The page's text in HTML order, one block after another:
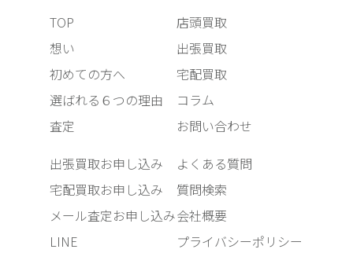
TOP
想い
初めての方へ
選ばれる６つの理由
査定
店頭買取
出張買取
宅配買取
コラム
お問い合わせ
出張買取お申し込み
宅配買取お申し込み
メール査定お申し込み
LINE
よくある質問
質問検索
会社概要
プライバシーポリシー